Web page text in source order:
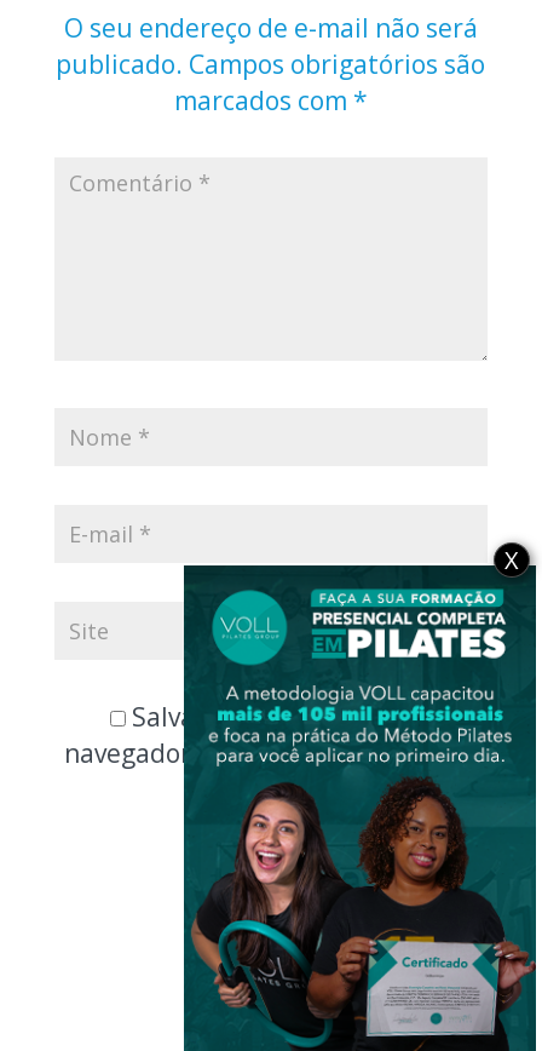
O seu endereço de e-mail não será
publicado. Campos obrigatórios são
marcados com *
Salvar meus dados neste
navegador para a próxima vez que
eu comentar.
X